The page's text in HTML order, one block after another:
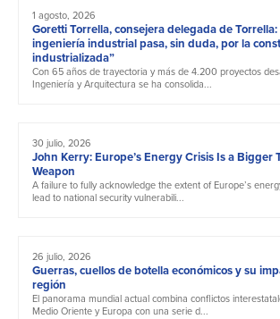
1 agosto, 2026
Goretti Torrella, consejera delegada de
ingeniería industrial pasa, sin duda, por la
industrializada”
Con 65 años de trayectoria y más de 4.200 proyectos
Ingeniería y Arquitectura se ha consolida...
30 julio, 2026
John Kerry: Europe’s Energy Crisis Is a
Weapon
A failure to fully acknowledge the extent of Europe’s
lead to national security vulnerabili...
26 julio, 2026
Guerras, cuellos de botella económicos y su
región
El panorama mundial actual combina conflictos
Medio Oriente y Europa con una serie d...